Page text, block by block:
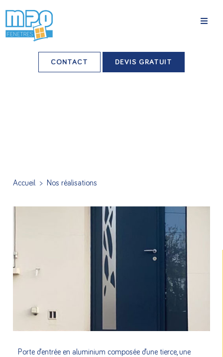
Nos agences
Nos produits
CONTACT DEVIS GRATUIT
Accueil > Nos réalisations
Porte d’entrée en aluminium composée d’une tierce, une